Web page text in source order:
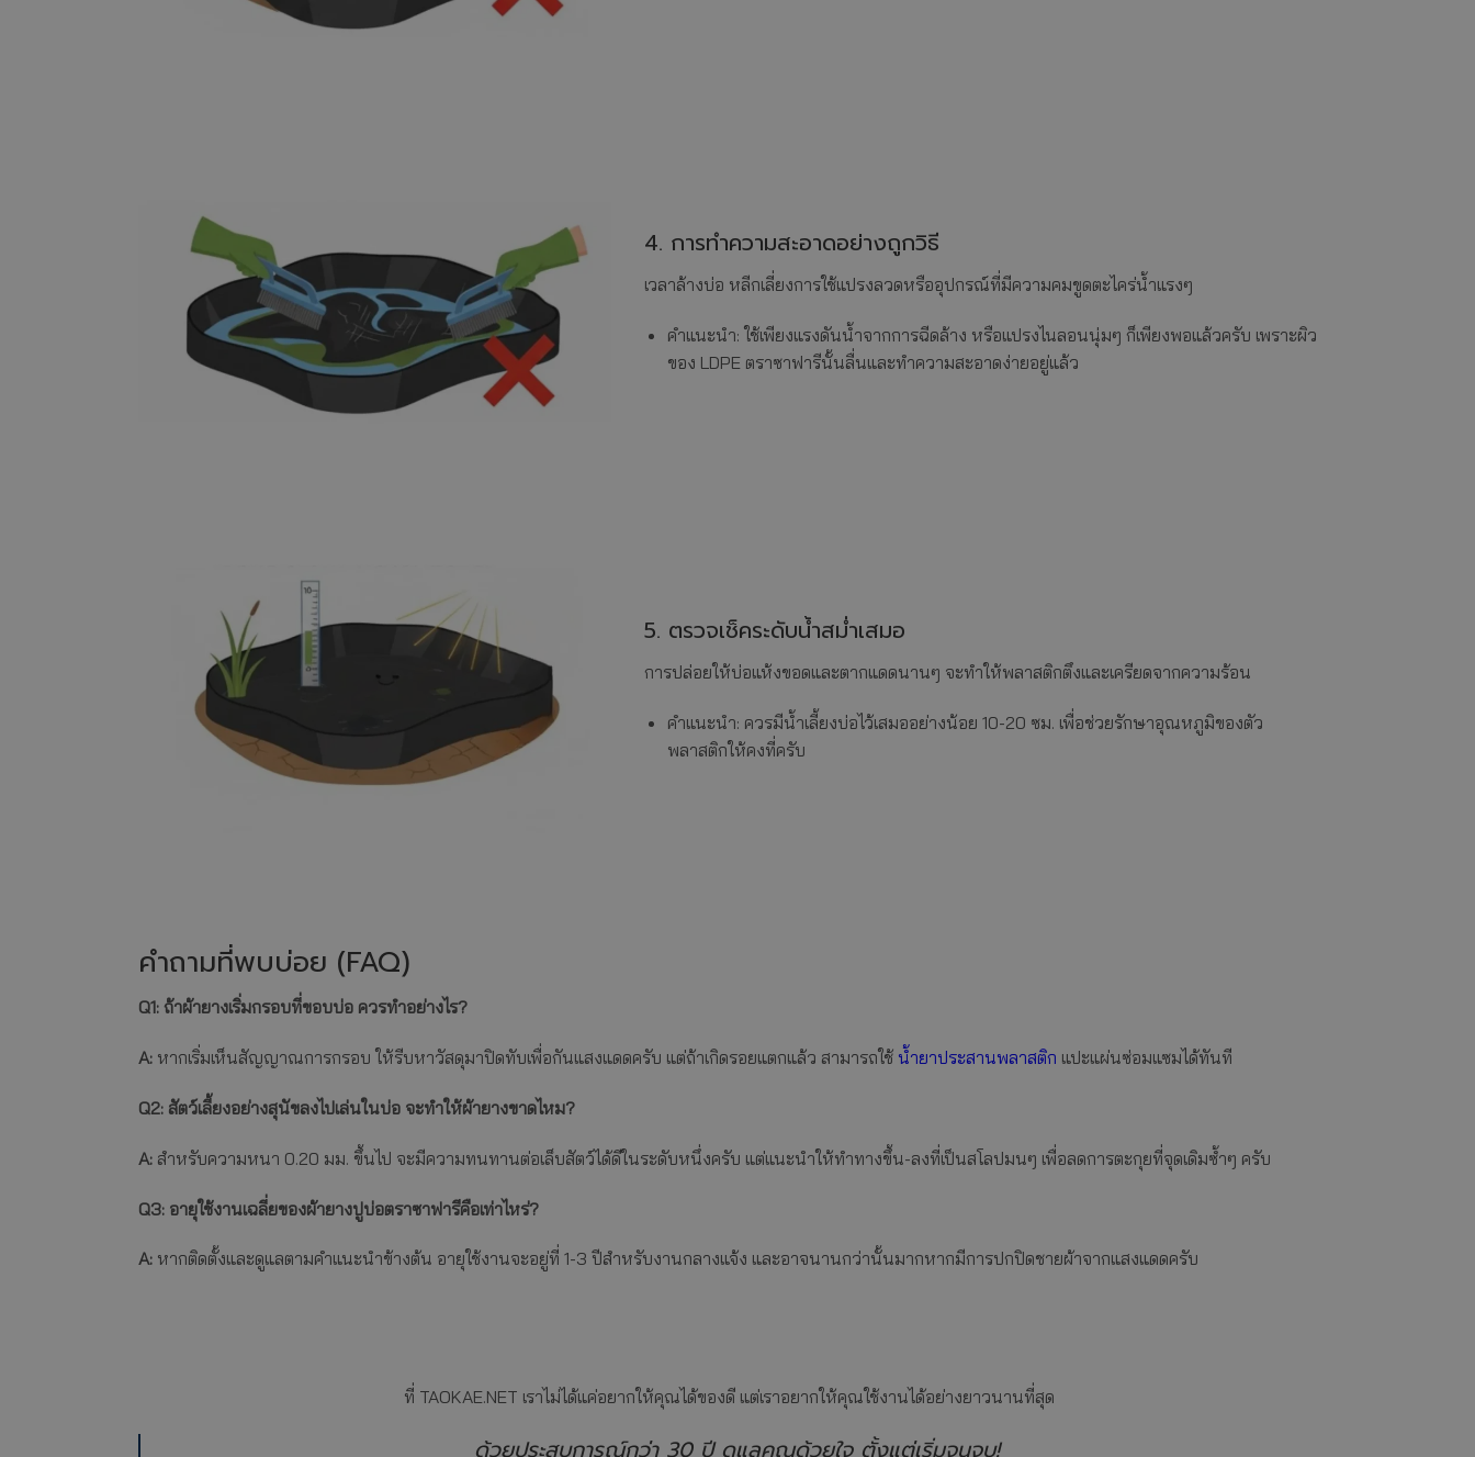
4. การทำความสะอาดอย่างถูกวิธี
เวลาล้างบ่อ หลีกเลี่ยงการใช้แปรงลวดหรืออุปกรณ์ที่มีความคมขูดตะไคร่น้ำแรงๆ
คำแนะนำ: ใช้เพียงแรงดันน้ำจากการฉีดล้าง หรือแปรงไนลอนนุ่มๆ ก็เพียงพอแล้วครับ เพราะผิว
ของ LDPE ตราซาฟารีนั้นลื่นและทำความสะอาดง่ายอยู่แล้ว
5. ตรวจเช็คระดับน้ำสม่ำเสมอ
การปล่อยให้บ่อแห้งขอดและตากแดดนานๆ จะทำให้พลาสติกตึงและเครียดจากความร้อน
คำแนะนำ: ควรมีน้ำเลี้ยงบ่อไว้เสมออย่างน้อย 10-20 ซม. เพื่อช่วยรักษาอุณหภูมิของตัว
พลาสติกให้คงที่ครับ
คำถามที่พบบ่อย (FAQ)
Q1: ถ้าผ้ายางเริ่มกรอบที่ขอบบ่อ ควรทำอย่างไร?
A:หากเริ่มเห็นสัญญาณการกรอบ ให้รีบหาวัสดุมาปิดทับเพื่อกันแสงแดดครับ แต่ถ้าเกิดรอยแตกแล้ว สามารถใช้ น้ำยาประสานพลาสติก แปะแผ่นซ่อมแซมได้ทันที
Q2: สัตว์เลี้ยงอย่างสุนัขลงไปเล่นในบ่อ จะทำให้ผ้ายางขาดไหม?
A:สำหรับความหนา 0.20 มม. ขึ้นไป จะมีความทนทานต่อเล็บสัตว์ได้ดีในระดับหนึ่งครับ แต่แนะนำให้ทำทางขึ้น-ลงที่เป็นสโลปมนๆ เพื่อลดการตะกุยที่จุดเดิมซ้ำๆ ครับ
Q3: อายุใช้งานเฉลี่ยของผ้ายางปูบ่อตราซาฟารีคือเท่าไหร่?
A:หากติดตั้งและดูแลตามคำแนะนำข้างต้น อายุใช้งานจะอยู่ที่ 1-3 ปีสำหรับงานกลางแจ้ง และอาจนานกว่านั้นมากหากมีการปกปิดชายผ้าจากแสงแดดครับ
ที่ TAOKAE.NET เราไม่ได้แค่อยากให้คุณได้ของดี แต่เราอยากให้คุณใช้งานได้อย่างยาวนานที่สุด
ด้วยประสบการณ์กว่า 30 ปี ดูแลคุณด้วยใจ ตั้งแต่เริ่มจนจบ!